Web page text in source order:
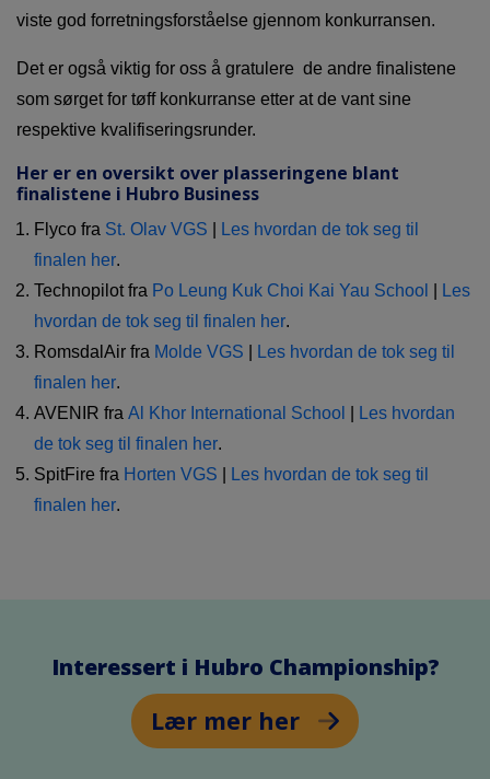
viste god forretningsforståelse gjennom konkurransen.
Det er også viktig for oss å gratulere de andre finalistene
som sørget for tøff konkurranse etter at de vant sine
respektive kvalifiseringsrunder.
Her er en oversikt over plasseringene blant
finalistene i Hubro Business
Flyco fra St. Olav VGS
Les hvordan de tok seg til
finalen her.
Technopilot fra Po Leung Kuk Choi Kai Yau School
Les
hvordan de tok seg til finalen her.
RomsdalAir fra Molde VGS
Les hvordan de tok seg til
finalen her.
AVENIR fra Al Khor International School
Les hvordan
de tok seg til finalen her.
SpitFire fra Horten VGS
Les hvordan de tok seg til
finalen her.
Interessert i Hubro Championship?
Lær mer her